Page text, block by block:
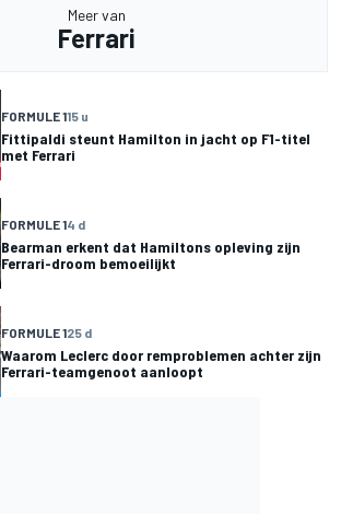
Meer van
Ferrari
FORMULE 115 u
Fittipaldi steunt Hamilton in jacht op F1-titel
met Ferrari
FORMULE 14 d
Bearman erkent dat Hamiltons opleving zijn
Ferrari-droom bemoeilijkt
FORMULE 125 d
Waarom Leclerc door remproblemen achter zijn
Ferrari-teamgenoot aanloopt